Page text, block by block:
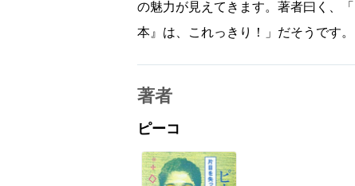
の魅力が見えてきます。著者曰く、
本』は、これっきり！」だそうです。
著者
ピーコ